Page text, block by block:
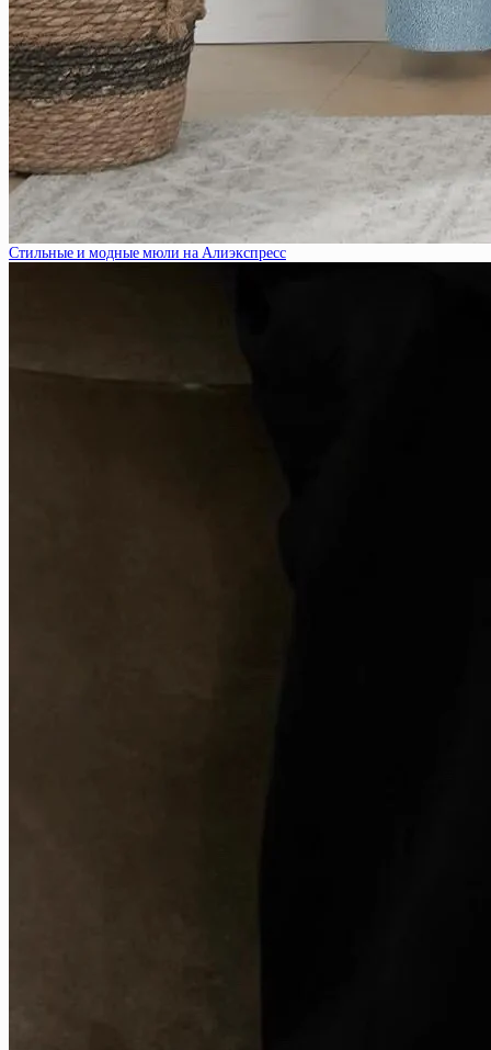
Стильные и модные мюли на Алиэкспресс